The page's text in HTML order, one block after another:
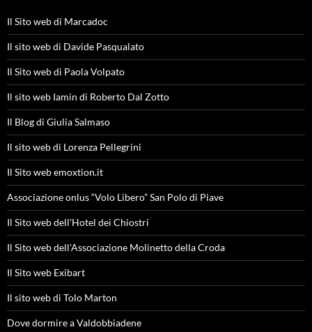
Il Sito web di Marcadoc
Il sito web di Davide Pasqualato
Il Sito web di Paola Volpato
Il sito web Iamin di Roberto Dal Zotto
Il Blog di Giulia Salmaso
Il sito web di Lorenza Pellegrini
Il Sito web emoxtion.it
Associazione onlus “Volo Libero” San Polo di Piave
Il Sito web dell'Hotel dei Chiostri
Il Sito web dell'Associazione Molinetto della Croda
Il Sito web Exibart
Il sito web di Tolo Marton
Dove dormire a Valdobbiadene